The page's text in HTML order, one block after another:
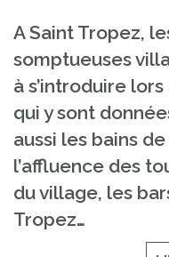
A Saint Tropez,
somptueuses
à s’introduire
qui y sont
aussi les bains
l’affluence des
du village, les
Tropez…